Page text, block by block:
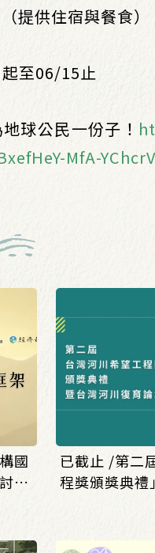
提供住宿與餐食）
至06/15止
球公民一份子！
MfA-
國
會
已截止 /第二
程獎頒獎典禮